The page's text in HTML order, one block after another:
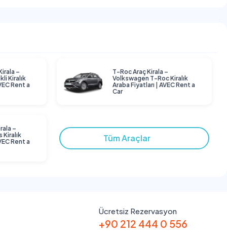
–
Kiralık
Rent a
T-Roc Araç Kirala –
Volkswagen T-Roc Kiralık
Araba Fiyatları | AVEC Rent a
Car
–
Kiralık
Rent a
Tüm Araçlar
Ücretsiz Rezervasyon
+90 212 444 0 556